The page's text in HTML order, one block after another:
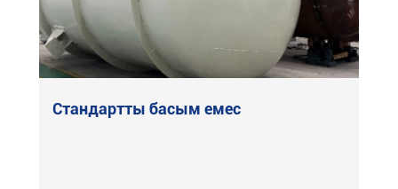
Стандартты басым емес